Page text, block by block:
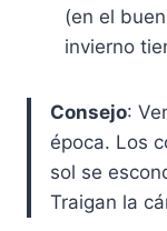
(en el
invierno
Consejo:
época. Los
sol se
Traigan la